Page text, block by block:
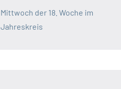
Mittwoch der 18. Woche im
Jahreskreis